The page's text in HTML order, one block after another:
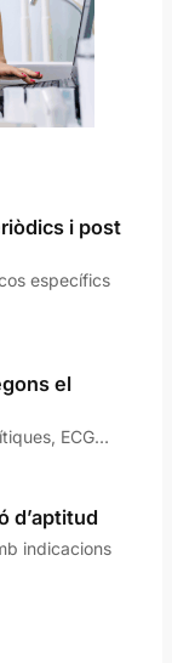
i post
específics
el
ECG…
d’aptitud
indicacions